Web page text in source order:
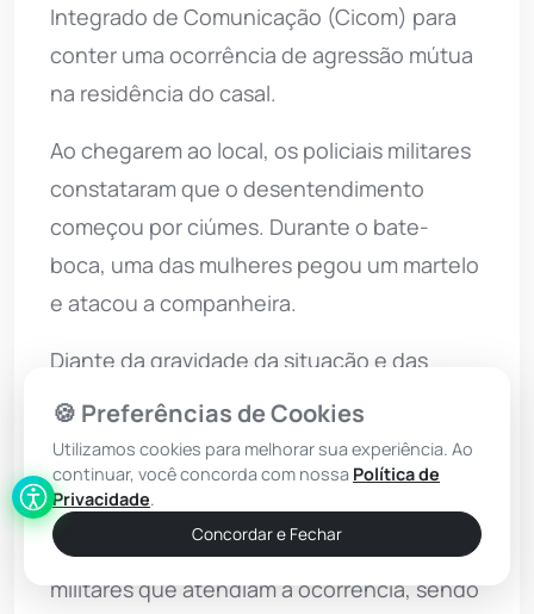
Integrado de Comunicação (Cicom) para
conter uma ocorrência de agressão mútua
na residência do casal.
Ao chegarem ao local, os policiais militares
constataram que o desentendimento
começou por ciúmes. Durante o bate-
boca, uma das mulheres pegou um martelo
e atacou a companheira.
Diante da gravidade da situação e das
lesões, a guarnição conduziu ambas as
envolvidas para a Delegacia Territorial de
Brumado. Chegando à unidade policial, a
agressora perdeu o controle e passou a
proferir ofensas e xingamentos contra os
militares que atendiam a ocorrência, sendo
🍪 Preferências de Cookies
Utilizamos cookies para melhorar sua experiência. Ao
continuar, você concorda com nossa Política de
Privacidade.
Concordar e Fechar